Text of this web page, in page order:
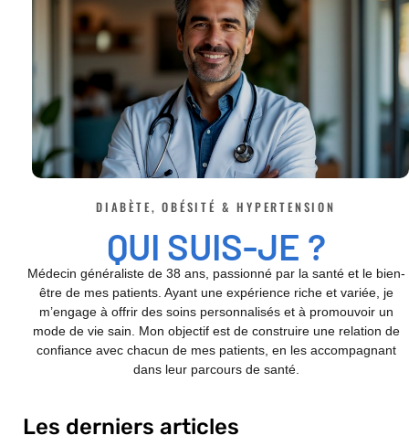
DIABÈTE, OBÉSITÉ & HYPERTENSION
QUI SUIS-JE ?
Médecin généraliste de 38 ans, passionné par la santé et le bien-
être de mes patients. Ayant une expérience riche et variée, je
m’engage à offrir des soins personnalisés et à promouvoir un
mode de vie sain. Mon objectif est de construire une relation de
confiance avec chacun de mes patients, en les accompagnant
dans leur parcours de santé.
Les derniers articles